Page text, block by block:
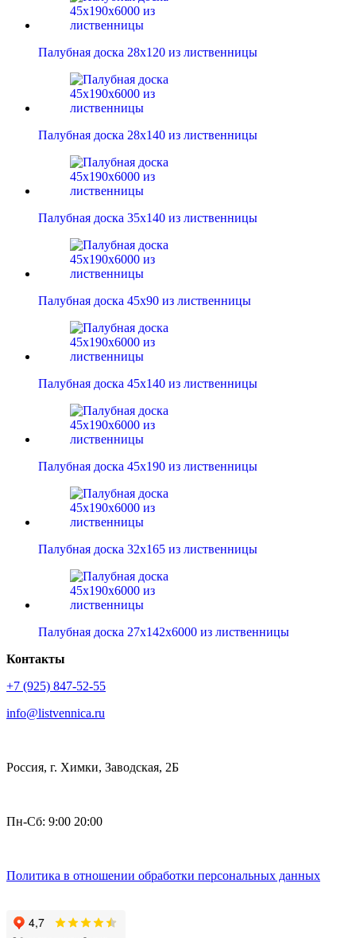
Палубная доска 28х120 из лиственницы
Палубная доска 28х140 из лиственницы
Палубная доска 35х140 из лиственницы
Палубная доска 45х90 из лиственницы
Палубная доска 45х140 из лиственницы
Палубная доска 45х190 из лиственницы
Палубная доска 32х165 из лиственницы
Палубная доска 27х142х6000 из лиственницы
Контакты
+7 (925) 847-52-55
info@listvennica.ru
Россия, г. Химки, Заводская, 2Б
Пн-Сб: 9:00 20:00
Политика в отношении обработки персональных данных